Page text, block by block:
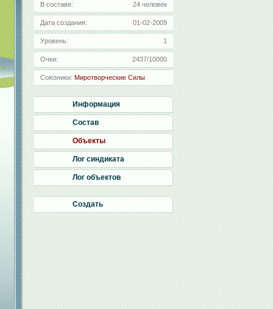
В составе: 24 человек
Дата создания: 01-02-2009
Уровень: 1
Очки: 2437/10000
Союзники: Миротворческие Силы
Информация
Состав
Объекты
Лог синдиката
Лог объектов
Создать